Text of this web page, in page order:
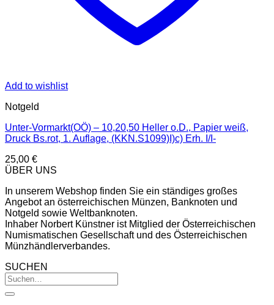
Add to wishlist
Notgeld
Unter-Vormarkt(OÖ) – 10,20,50 Heller o.D., Papier weiß,
Druck Bs.rot, 1. Auflage, (KKN.S1099)I)c) Erh. I/I-
25,00 €
ÜBER UNS
In unserem Webshop finden Sie ein ständiges großes
Angebot an österreichischen Münzen, Banknoten und
Notgeld sowie Weltbanknoten.
Inhaber Norbert Künstner ist Mitglied der Österreichischen
Numismatischen Gesellschaft und des Österreichischen
Münzhändlerverbandes.
SUCHEN